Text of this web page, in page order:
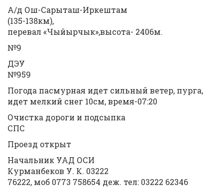
А/д Ош-Сарыташ-Иркештам
(135-138км),
перевал «Чыйырчык»,высота- 2406м.
№9
ДЭУ
№959
Погода пасмурная идет сильный ветер, пурга,
идет мелкий снег 10см, время-07:20
Очистка дороги и подсыпка
СПС
Проезд открыт
Начальник УАД ОСИ
Курманбеков У. К. 03222
76222, моб 0773 758654 деж. тел: 03222 62346